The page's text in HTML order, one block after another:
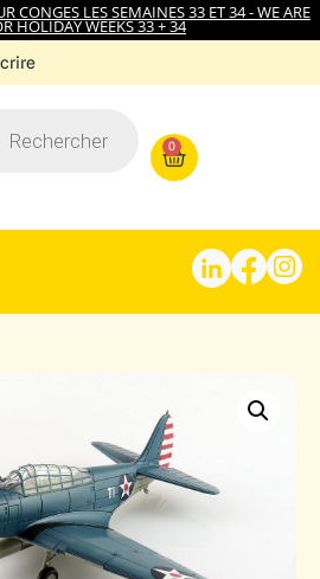
CONGES LES SEMAINES 33 ET 34 - WE ARE
HOLIDAY WEEKS 33 + 34
0